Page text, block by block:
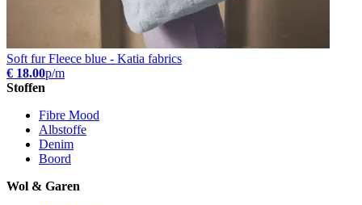
Soft fur Fleece blue - Katia fabrics
€ 18.00p/m
Stoffen
Fibre Mood
Albstoffe
Denim
Boord
Wol & Garen